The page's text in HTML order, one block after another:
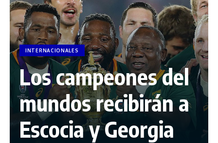
INTERNACIONALES
Los campeones del
mundos recibirán a
Escocia y Georgia